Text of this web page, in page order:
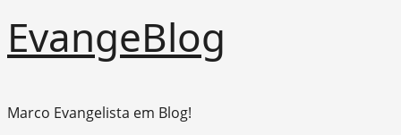
to
content
EvangeBlog
Marco Evangelista em Blog!